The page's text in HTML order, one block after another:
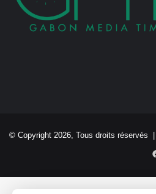
© Copyright 2026, Tous droits réservés |